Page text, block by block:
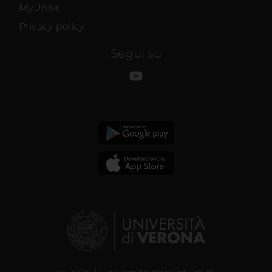
MyUnivr
Privacy policy
Segui su